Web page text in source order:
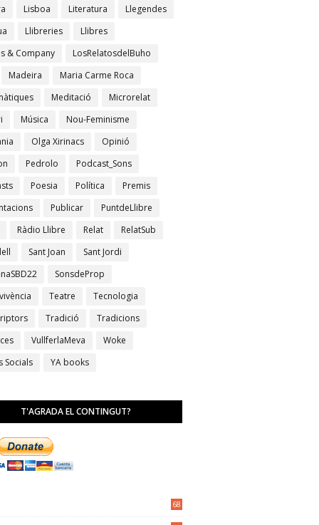
Lisboa Literatura
Llegendes
Llibreries
Llibres
& Company
LosRelatosdelBuho
Madeira
Maria Carme Roca
Meditació
Microrelat
Música
Nou-Feminisme
Olga Xirinacs
Opinió
Pedrolo
Podcast_Sons
Poesia Política
Premis
Publicar
PuntdeLlibre
Ràdio Llibre Relat
RelatSub
Sant Joan
Sant Jordi
SonsdeProp
Teatre
Tecnologia
Tradició
Tradicions
VullferlaMeva
Woke
Socials
YA books
T'AGRADA EL CONTINGUT?
68